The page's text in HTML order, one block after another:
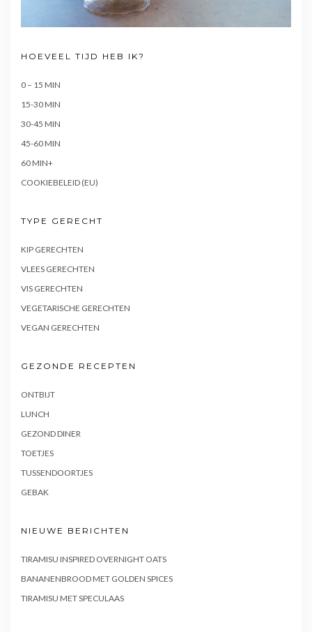
HOEVEEL TIJD HEB IK?
0 – 15 MIN
15-30 MIN
30-45 MIN
45-60 MIN
60 MIN+
COOKIEBELEID (EU)
TYPE GERECHT
KIP GERECHTEN
VLEES GERECHTEN
VIS GERECHTEN
VEGETARISCHE GERECHTEN
VEGAN GERECHTEN
GEZONDE RECEPTEN
ONTBIJT
LUNCH
GEZOND DINER
TOETJES
TUSSENDOORTJES
GEBAK
NIEUWE BERICHTEN
TIRAMISU INSPIRED OVERNIGHT OATS
BANANENBROOD MET GOLDEN SPICES
TIRAMISU MET SPECULAAS